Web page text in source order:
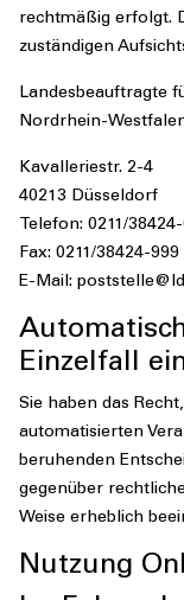
rechtmäßig erfolgt.
zuständigen
Landesbeauftragte
Nordrhein-
Kavalleriestr. 2-4
40213 Düsseldorf
Telefon: 0211/
Fax: 0211/38424-999
E-Mail:
Einzelfall
Sie haben das
automatisierten
beruhenden
gegenüber
Weise erheblich
Nutzung